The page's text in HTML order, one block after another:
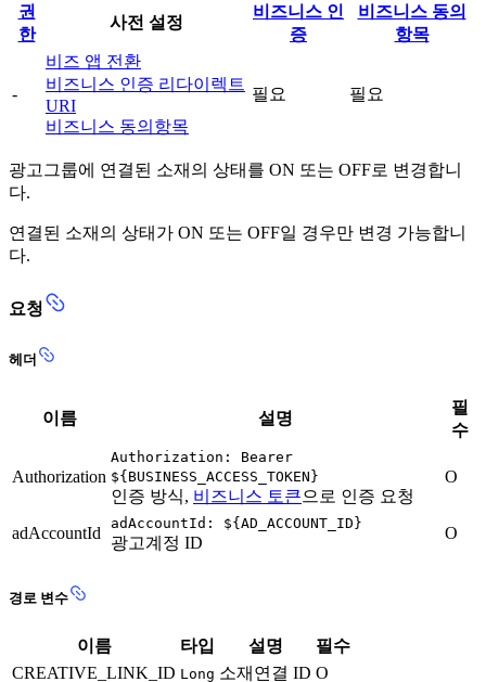
권
한
사전 설정
비즈니스 인
증
비즈니스 동의
항목
-
비즈 앱 전환
비즈니스 인증 리다이렉트
URI
비즈니스 동의항목
필요 필요
광고그룹에 연결된 소재의 상태를 ON 또는 OFF로 변경합니
다.
연결된 소재의 상태가 ON 또는 OFF일 경우만 변경 가능합니
다.
요청
헤더
이름 설명
필
수
Authorization
Authorization: Bearer
${BUSINESS_ACCESS_TOKEN}
인증 방식, 비즈니스 토큰으로 인증 요청
O
adAccountId
adAccountId: ${AD_ACCOUNT_ID}
광고계정 ID
O
경로 변수
이름 타입 설명
필수
CREATIVE_LINK_ID Long 소재연결 ID O